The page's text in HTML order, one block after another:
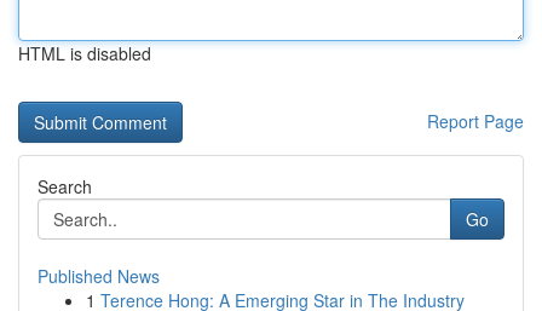
HTML is disabled
Report Page
Search
Go
Published News
1 Terence Hong: A Emerging Star in The Industry